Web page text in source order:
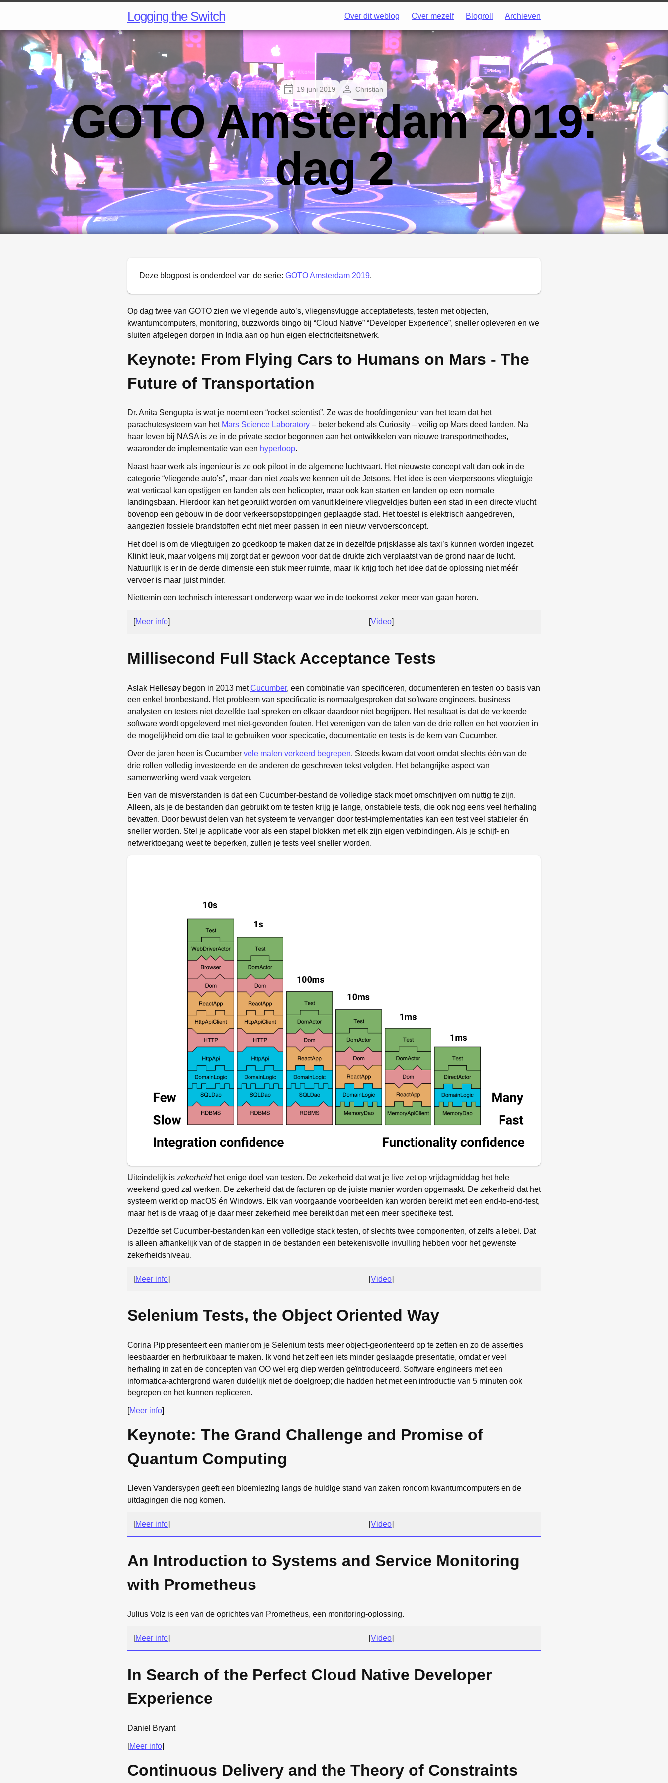
Logging the Switch Over dit weblog Over mezelf Blogroll Archieven
19 juni 2019 Christian
GOTO Amsterdam 2019:
dag 2
Deze blogpost is onderdeel van de serie: GOTO Amsterdam 2019.
Op dag twee van GOTO zien we vliegende auto’s, vliegensvlugge acceptatietests, testen met objecten,
kwantumcomputers, monitoring, buzzwords bingo bij “Cloud Native” “Developer Experience”, sneller opleveren en we
sluiten afgelegen dorpen in India aan op hun eigen electriciteitsnetwerk.
Keynote: From Flying Cars to Humans on Mars - The
Future of Transportation
Dr. Anita Sengupta is wat je noemt een “rocket scientist”. Ze was de hoofdingenieur van het team dat het
parachutesysteem van het Mars Science Laboratory – beter bekend als Curiosity – veilig op Mars deed landen. Na
haar leven bij NASA is ze in de private sector begonnen aan het ontwikkelen van nieuwe transportmethodes,
waaronder de implementatie van een hyperloop.
Naast haar werk als ingenieur is ze ook piloot in de algemene luchtvaart. Het nieuwste concept valt dan ook in de
categorie “vliegende auto’s”, maar dan niet zoals we kennen uit de Jetsons. Het idee is een vierpersoons vliegtuigje
wat verticaal kan opstijgen en landen als een helicopter, maar ook kan starten en landen op een normale
landingsbaan. Hierdoor kan het gebruikt worden om vanuit kleinere vliegveldjes buiten een stad in een directe vlucht
bovenop een gebouw in de door verkeersopstoppingen geplaagde stad. Het toestel is elektrisch aangedreven,
aangezien fossiele brandstoffen echt niet meer passen in een nieuw vervoersconcept.
Het doel is om de vliegtuigen zo goedkoop te maken dat ze in dezelfde prijsklasse als taxi’s kunnen worden ingezet.
Klinkt leuk, maar volgens mij zorgt dat er gewoon voor dat de drukte zich verplaatst van de grond naar de lucht.
Natuurlijk is er in de derde dimensie een stuk meer ruimte, maar ik krijg toch het idee dat de oplossing niet méér
vervoer is maar juist minder.
Niettemin een technisch interessant onderwerp waar we in de toekomst zeker meer van gaan horen.
[Meer info] [Video]
Millisecond Full Stack Acceptance Tests
Aslak Hellesøy begon in 2013 metCucumber, een combinatie van specificeren, documenteren en testen op basis van
een enkel bronbestand. Het probleem van specificatie is normaalgesproken dat software engineers, business
analysten en testers niet dezelfde taal spreken en elkaar daardoor niet begrijpen. Het resultaat is dat de verkeerde
software wordt opgeleverd met niet-gevonden fouten. Het verenigen van de talen van de drie rollen en het voorzien in
de mogelijkheid om die taal te gebruiken voor specicatie, documentatie en tests is de kern van Cucumber.
Over de jaren heen is Cucumber vele malen verkeerd begrepen. Steeds kwam dat voort omdat slechts één van de
drie rollen volledig investeerde en de anderen de geschreven tekst volgden. Het belangrijke aspect van
samenwerking werd vaak vergeten.
Een van de misverstanden is dat een Cucumber-bestand de volledige stack moet omschrijven om nuttig te zijn.
Alleen, als je de bestanden dan gebruikt om te testen krijg je lange, onstabiele tests, die ook nog eens veel herhaling
bevatten. Door bewust delen van het systeem te vervangen door test-implementaties kan een test veel stabieler én
sneller worden. Stel je applicatie voor als een stapel blokken met elk zijn eigen verbindingen. Als je schijf- en
netwerktoegang weet te beperken, zullen je tests veel sneller worden.
Uiteindelijk is zekerheidhet enige doel van testen. De zekerheid dat wat je live zet op vrijdagmiddag het hele
weekend goed zal werken. De zekerheid dat de facturen op de juiste manier worden opgemaakt. De zekerheid dat het
systeem werkt op macOS én Windows. Elk van voorgaande voorbeelden kan worden bereikt met een end-to-end-test,
maar het is de vraag of je daar meer zekerheid mee bereikt dan met een meer specifieke test.
Dezelfde set Cucumber-bestanden kan een volledige stack testen, of slechts twee componenten, of zelfs allebei. Dat
is alleen afhankelijk van of de stappen in de bestanden een betekenisvolle invulling hebben voor het gewenste
zekerheidsniveau.
[Meer info] [Video]
Selenium Tests, the Object Oriented Way
Corina Pip presenteert een manier om je Selenium tests meer object-georienteerd op te zetten en zo de asserties
leesbaarder en herbruikbaar te maken. Ik vond het zelf een iets minder geslaagde presentatie, omdat er veel
herhaling in zat en de concepten van OO wel erg diep werden geïntroduceerd. Software engineers met een
informatica-achtergrond waren duidelijk niet de doelgroep; die hadden het met een introductie van 5 minuten ook
begrepen en het kunnen repliceren.
[Meer info]
Keynote: The Grand Challenge and Promise of
Quantum Computing
Lieven Vandersypen geeft een bloemlezing langs de huidige stand van zaken rondom kwantumcomputers en de
uitdagingen die nog komen.
[Meer info] [Video]
An Introduction to Systems and Service Monitoring
with Prometheus
Julius Volz is een van de oprichtes van Prometheus, een monitoring-oplossing.
[Meer info] [Video]
In Search of the Perfect Cloud Native Developer
Experience
Daniel Bryant
[Meer info]
Continuous Delivery and the Theory of Constraints